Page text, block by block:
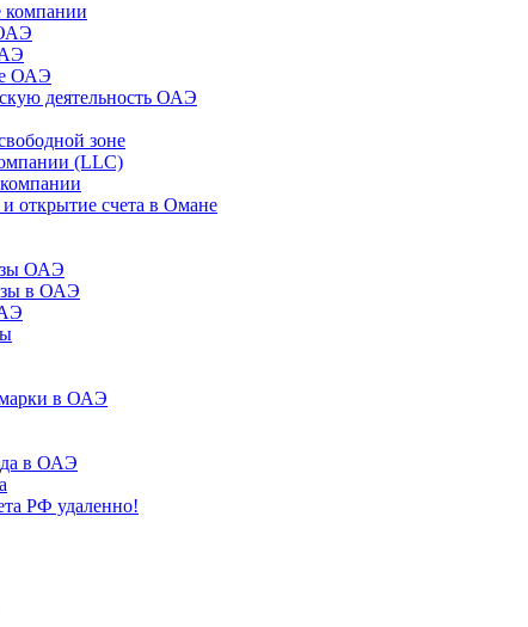
компании
ОАЭ
деятельность ОАЭ
зоне
(LLC)
открытие счета в Омане
ОАЭ
в ОАЭ
марки в ОАЭ
в ОАЭ
РФ удаленно!